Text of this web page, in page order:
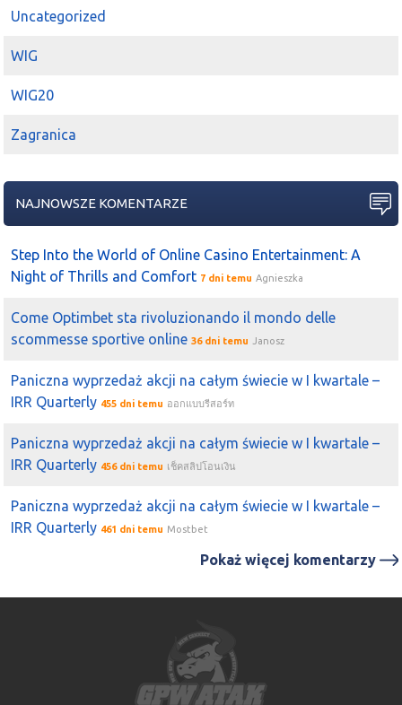
Uncategorized
WIG
WIG20
Zagranica
NAJNOWSZE KOMENTARZE
Step Into the World of Online Casino Entertainment: A
Night of Thrills and Comfort 7 dni temu Agnieszka
Come Optimbet sta rivoluzionando il mondo delle
scommesse sportive online 36 dni temu Janosz
Paniczna wyprzedaż akcji na całym świecie w I kwartale –
IRR Quarterly 455 dni temu ออกแบบรีสอร์ท
Paniczna wyprzedaż akcji na całym świecie w I kwartale –
IRR Quarterly 456 dni temu เช็คสลิปโอนเงิน
Paniczna wyprzedaż akcji na całym świecie w I kwartale –
IRR Quarterly 461 dni temu Mostbet
Pokaż więcej komentarzy